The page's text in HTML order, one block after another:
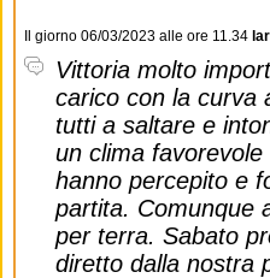
Il giorno 06/03/2023 alle ore 11.34
Vittoria molto
carico con la curva
tutti a saltare e
un clima
hanno percepito e
partita. Comunque
per terra. Sabato
diretto dalla nostra